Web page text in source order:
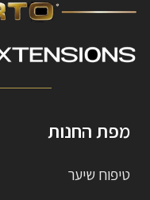
מפת החנות
טיפוח שיער